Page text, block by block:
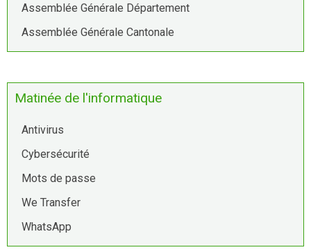
Assemblée Générale Département
Assemblée Générale Cantonale
Matinée de l'informatique
Antivirus
Cybersécurité
Mots de passe
We Transfer
WhatsApp